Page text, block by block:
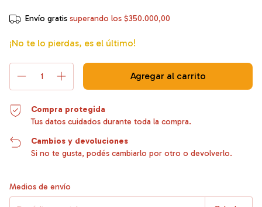
Envío gratis superando los $350.000,00
¡No te lo pierdas, es el último!
Compra protegida
Tus datos cuidados durante toda la compra.
Cambios y devoluciones
Si no te gusta, podés cambiarlo por otro o devolverlo.
Entregas para el CP:
Medios de envío